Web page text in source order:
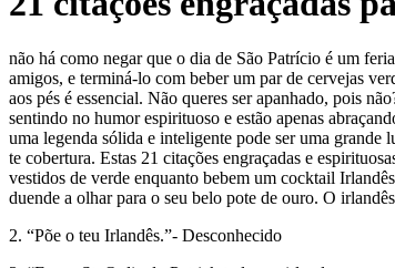
não há como negar que o dia de São Patrício é um
amigos, e terminá-lo com beber um par de cervejas
aos pés é essencial. Não queres ser apanhado, pois
sentindo no humor espirituoso e estão apenas
uma legenda sólida e inteligente pode ser uma
te cobertura. Estas 21 citações engraçadas e
vestidos de verde enquanto bebem um cocktail
duende a olhar para o seu belo pote de ouro. O
2. “Põe o teu Irlandês.”- Desconhecido